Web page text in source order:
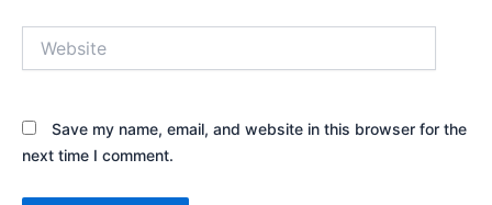
Save my name, email, and website in this browser for the
next time I comment.